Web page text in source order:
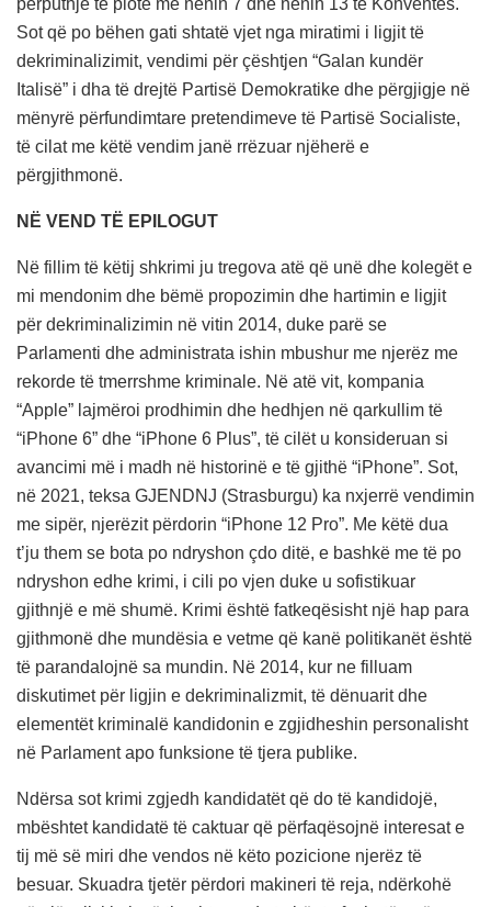
Sot që po bëhen gati shtatë vjet nga miratimi i ligjit të
dekriminalizimit, vendimi për çështjen “Galan kundër
Italisë” i dha të drejtë Partisë Demokratike dhe përgjigje në
mënyrë përfundimtare pretendimeve të Partisë Socialiste,
të cilat me këtë vendim janë rrëzuar njëherë e
përgjithmonë.
NË VEND TË EPILOGUT
Në fillim të këtij shkrimi ju tregova atë që unë dhe kolegët e
mi mendonim dhe bëmë propozimin dhe hartimin e ligjit
për dekriminalizimin në vitin 2014, duke parë se
Parlamenti dhe administrata ishin mbushur me njerëz me
rekorde të tmerrshme kriminale. Në atë vit, kompania
“Apple” lajmëroi prodhimin dhe hedhjen në qarkullim të
“iPhone 6” dhe “iPhone 6 Plus”, të cilët u konsideruan si
avancimi më i madh në historinë e të gjithë “iPhone”. Sot,
në 2021, teksa GJENDNJ (Strasburgu) ka nxjerrë vendimin
me sipër, njerëzit përdorin “iPhone 12 Pro”. Me këtë dua
t’ju them se bota po ndryshon çdo ditë, e bashkë me të po
ndryshon edhe krimi, i cili po vjen duke u sofistikuar
gjithnjë e më shumë. Krimi është fatkeqësisht një hap para
gjithmonë dhe mundësia e vetme që kanë politikanët është
të parandalojnë sa mundin. Në 2014, kur ne filluam
diskutimet për ligjin e dekriminalizmit, të dënuarit dhe
elementët kriminalë kandidonin e zgjidheshin personalisht
në Parlament apo funksione të tjera publike.
Ndërsa sot krimi zgjedh kandidatët që do të kandidojë,
mbështet kandidatë të caktuar që përfaqësojnë interesat e
tij më së miri dhe vendos në këto pozicione njerëz të
besuar. Skuadra tjetër përdori makineri të reja, ndërkohë